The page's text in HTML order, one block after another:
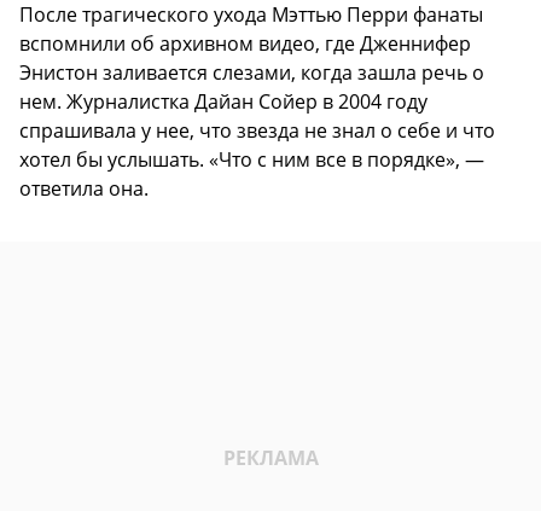
После трагического ухода Мэттью Перри фанаты
вспомнили об архивном видео, где Дженнифер
Энистон заливается слезами, когда зашла речь о
нем. Журналистка Дайан Сойер в 2004 году
спрашивала у нее, что звезда не знал о себе и что
хотел бы услышать. «Что с ним все в порядке», —
ответила она.